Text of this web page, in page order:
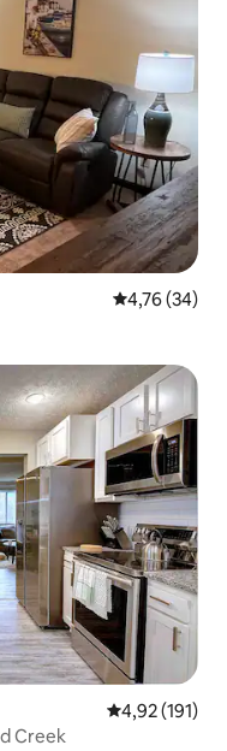
4,76 (34)
4,92 (191)
Creek